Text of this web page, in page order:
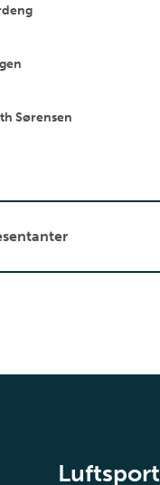
Sørensen
Luftsport